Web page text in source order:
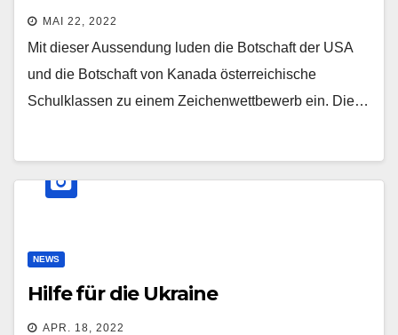
MAI 22, 2022
Mit dieser Aussendung luden die Botschaft der USA
und die Botschaft von Kanada österreichische
Schulklassen zu einem Zeichenwettbewerb ein. Die…
NEWS
Hilfe für die Ukraine
APR. 18, 2022